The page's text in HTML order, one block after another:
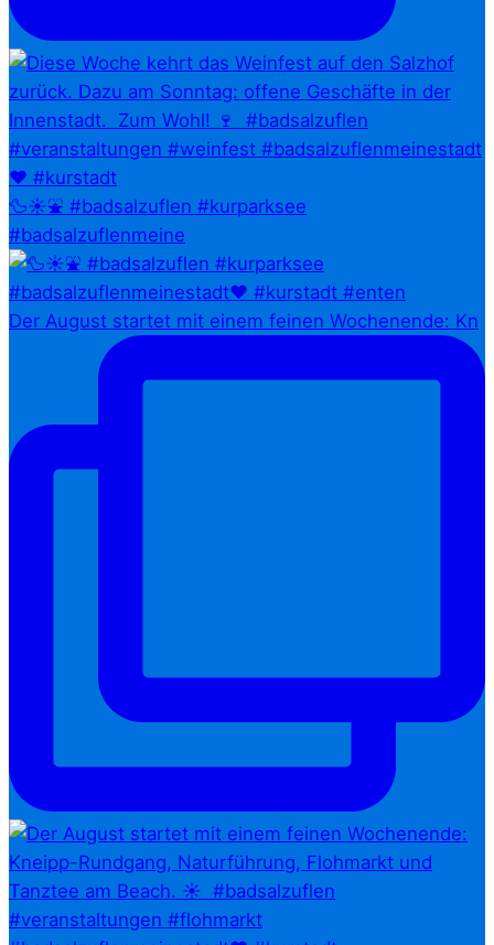
🦆☀️⛲ #badsalzuflen #kurparksee
#badsalzuflenmeine
Der August startet mit einem feinen Wochenende: Kn